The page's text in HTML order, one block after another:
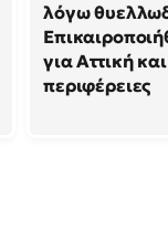
λόγω
για Αττική
περιφέρειες